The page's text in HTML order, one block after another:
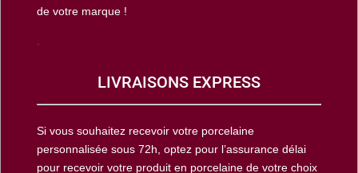
de votre marque !
LIVRAISONS EXPRESS
Si vous souhaitez recevoir votre porcelaine
personnalisée sous 72h, optez pour l’assurance délai
pour recevoir votre produit en porcelaine de votre choix